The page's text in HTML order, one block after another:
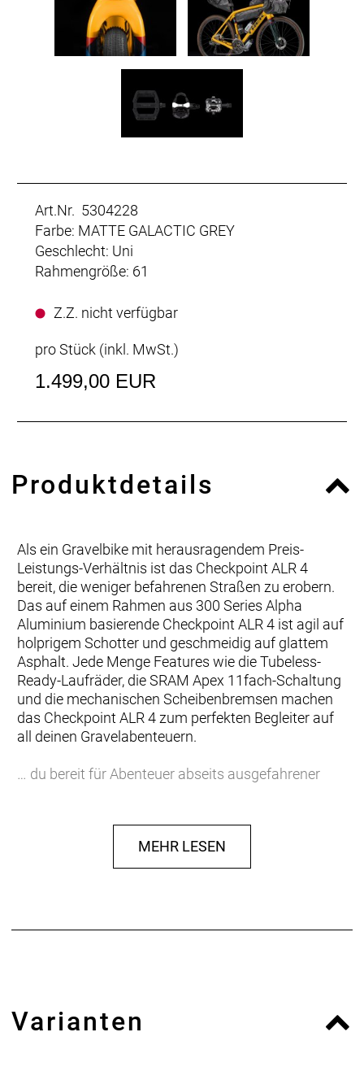
Art.Nr. 5304228
Farbe: MATTE GALACTIC GREY
Geschlecht: Uni
Rahmengröße: 61
Z.Z. nicht verfügbar
pro Stück (inkl. MwSt.)
1.499,00 EUR
Produktdetails
Als ein Gravelbike mit herausragendem Preis-
Leistungs-Verhältnis ist das Checkpoint ALR 4
bereit, die weniger befahrenen Straßen zu erobern.
Das auf einem Rahmen aus 300 Series Alpha
Aluminium basierende Checkpoint ALR 4 ist agil auf
holprigem Schotter und geschmeidig auf glattem
Asphalt. Jede Menge Features wie die Tubeless-
Ready-Laufräder, die SRAM Apex 11fach-Schaltung
und die mechanischen Scheibenbremsen machen
das Checkpoint ALR 4 zum perfekten Begleiter auf
all deinen Gravelabenteuern.
… du bereit für Abenteuer abseits ausgefahrener
Performance schafft. Das Checkpoint ALR 4 hat das
Potenzial, jede Ausfahrt in ein Abenteuer zu
herausfordernden Anstiegen und in
abwechslungsreichem Terrain, mechanische
MEHR LESEN
Varianten